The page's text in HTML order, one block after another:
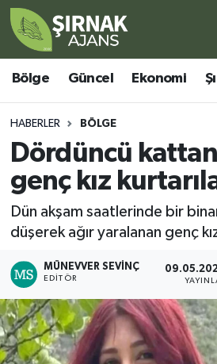
Bölge Güncel Ekonomi
HABERLER BÖLGE
Dördüncü
genç kız
Dün akşam saatlerinde bir
düşerek ağır yaralanan genç
MÜNEVVER SEVINÇ
EDITÖR
Bölge
Güncel
Ekonomi
Şırnak
Yaşam
Sağlık
Eğitim
Kültür - Sanat
Şırnak Nöbetçi Eczaneler
Şırnak Hava Durumu
Şirnak Namaz Vakitleri
Şırnak Trafik Yoğunluk
Süper Lig Puan Durumu ve
Tüm Manşetler
Son Dakika Haberleri
Haber Arşivi